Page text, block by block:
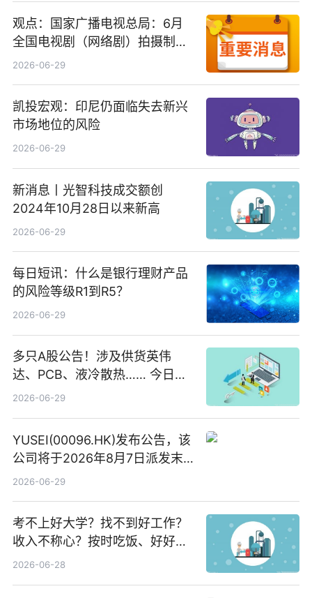
观点：国家广播电视总局：6月
全国电视剧（网络剧）拍摄制作
备案公示剧目197部
2026-06-29
凯投宏观：印尼仍面临失去新兴
市场地位的风险
2026-06-29
新消息丨光智科技成交额创
2024年10月28日以来新高
2026-06-29
每日短讯：什么是银行理财产品
的风险等级R1到R5？
2026-06-29
多只A股公告！涉及供货英伟
达、PCB、液冷散热…… 今日快
讯
2026-06-29
YUSEI(00096.HK)发布公告，该
公司将于2026年8月7日派发末
期股息每股人民币0.013元 每日
2026-06-29
考不上好大学？找不到好工作？
收入不称心？按时吃饭、好好睡
觉
2026-06-28